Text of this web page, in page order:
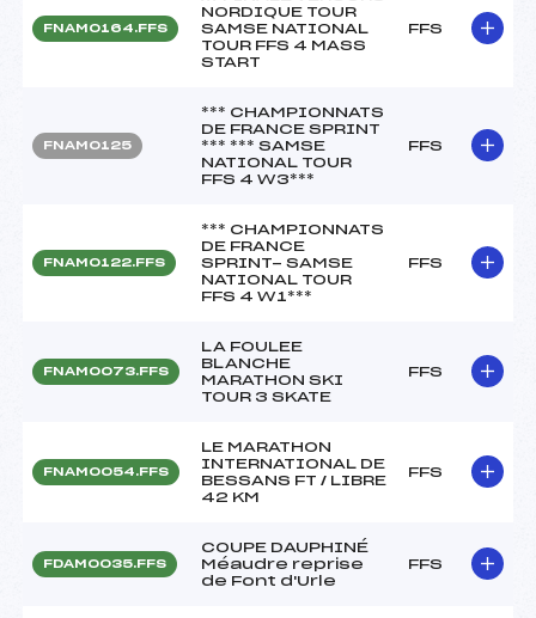
FNAM0164.FFS
NORDIQUE TOUR
SAMSE NATIONAL
TOUR FFS 4 MASS
START
FFS
FNAM0125
*** CHAMPIONNATS
DE FRANCE SPRINT
*** *** SAMSE
NATIONAL TOUR
FFS 4 W3***
FFS
FNAM0122.FFS
*** CHAMPIONNATS
DE FRANCE
SPRINT- SAMSE
NATIONAL TOUR
FFS 4 W1***
FFS
FNAM0073.FFS
LA FOULEE
BLANCHE
MARATHON SKI
TOUR 3 SKATE
FFS
FNAM0054.FFS
LE MARATHON
INTERNATIONAL DE
BESSANS FT / LIBRE
42 KM
FFS
FDAM0035.FFS
COUPE DAUPHINÉ
Méaudre reprise
de Font d'Urle
FFS